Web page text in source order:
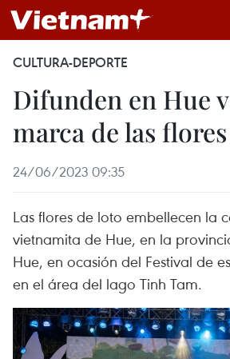
CULTURA-DEPORTE
Difunden en Hue
marca de las
24/06/2023 09:35
Las flores de loto embellecen la
vietnamita de Hue, en la
Hue, en ocasión del Festival de
en el área del lago Tinh Tam.